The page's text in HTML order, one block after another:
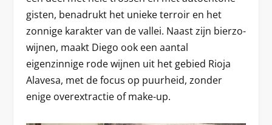
gisten, benadrukt het unieke terroir en het
zonnige karakter van de vallei. Naast zijn bierzo-
wijnen, maakt Diego ook een aantal
eigenzinnige rode wijnen uit het gebied Rioja
Alavesa, met de focus op puurheid, zonder
enige overextractie of make-up.